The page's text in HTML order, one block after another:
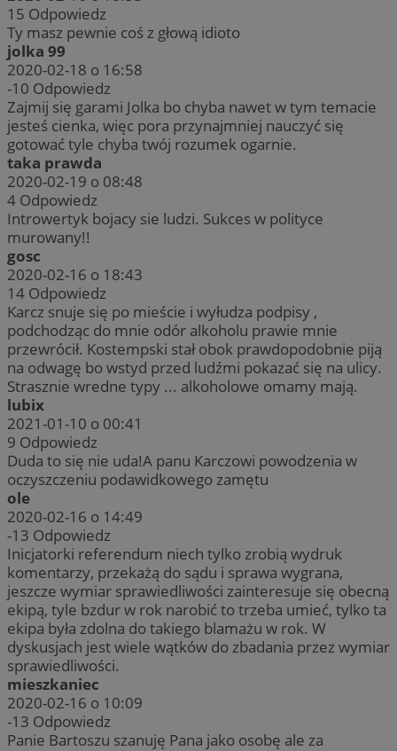
15 Odpowiedz
Ty masz pewnie coś z głową idioto
jolka 99
2020-02-18 o 16:58
-10 Odpowiedz
Zajmij się garami Jolka bo chyba nawet w tym temacie
jesteś cienka, więc pora przynajmniej nauczyć się
gotować tyle chyba twój rozumek ogarnie.
taka prawda
2020-02-19 o 08:48
4 Odpowiedz
Introwertyk bojacy sie ludzi. Sukces w polityce
murowany!!
gosc
2020-02-16 o 18:43
14 Odpowiedz
Karcz snuje się po mieście i wyłudza podpisy ,
podchodząc do mnie odór alkoholu prawie mnie
przewrócił. Kostempski stał obok prawdopodobnie piją
na odwagę bo wstyd przed ludźmi pokazać się na ulicy.
Strasznie wredne typy ... alkoholowe omamy mają.
lubix
2021-01-10 o 00:41
9 Odpowiedz
Duda to się nie uda!A panu Karczowi powodzenia w
oczyszczeniu podawidkowego zamętu
ole
2020-02-16 o 14:49
-13 Odpowiedz
Inicjatorki referendum niech tylko zrobią wydruk
komentarzy, przekażą do sądu i sprawa wygrana,
jeszcze wymiar sprawiedliwości zainteresuje się obecną
ekipą, tyle bzdur w rok narobić to trzeba umieć, tylko ta
ekipa była zdolna do takiego blamażu w rok. W
dyskusjach jest wiele wątków do zbadania przez wymiar
sprawiedliwości.
mieszkaniec
2020-02-16 o 10:09
-13 Odpowiedz
Panie Bartoszu szanuję Pana jako osobę ale za